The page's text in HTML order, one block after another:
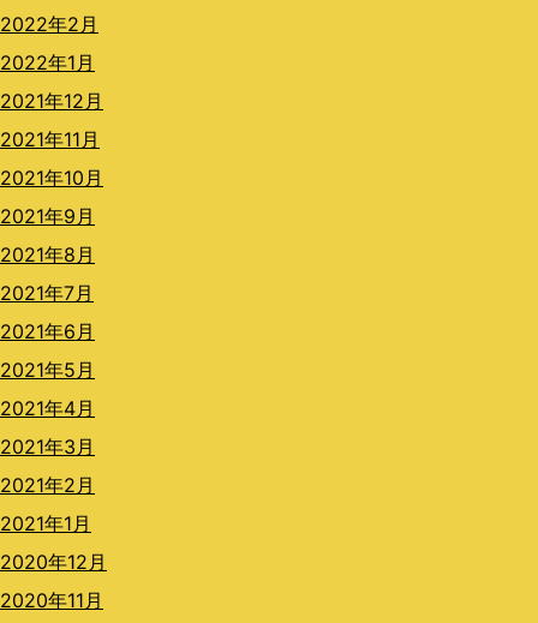
2022年2月
2022年1月
2021年12月
2021年11月
2021年10月
2021年9月
2021年8月
2021年7月
2021年6月
2021年5月
2021年4月
2021年3月
2021年2月
2021年1月
2020年12月
2020年11月